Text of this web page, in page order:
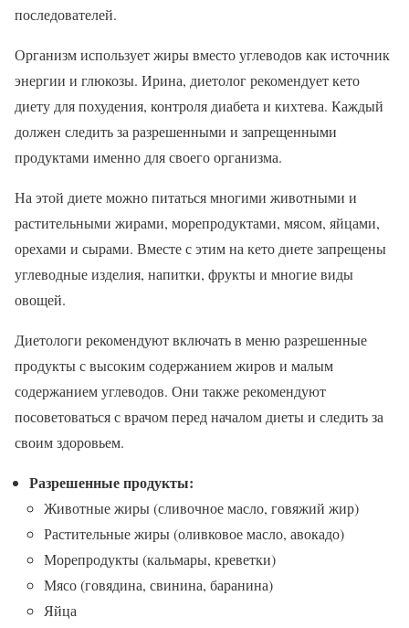
последователей.
Организм использует жиры вместо углеводов как источник
энергии и глюкозы. Ирина, диетолог рекомендует кето
диету для похудения, контроля диабета и кихтева. Каждый
должен следить за разрешенными и запрещенными
продуктами именно для своего организма.
На этой диете можно питаться многими животными и
растительными жирами, морепродуктами, мясом, яйцами,
орехами и сырами. Вместе с этим на кето диете запрещены
углеводные изделия, напитки, фрукты и многие виды
овощей.
Диетологи рекомендуют включать в меню разрешенные
продукты с высоким содержанием жиров и малым
содержанием углеводов. Они также рекомендуют
посоветоваться с врачом перед началом диеты и следить за
своим здоровьем.
Разрешенные продукты:
Животные жиры (сливочное масло, говяжий жир)
Растительные жиры (оливковое масло, авокадо)
Морепродукты (кальмары, креветки)
Мясо (говядина, свинина, баранина)
Яйца